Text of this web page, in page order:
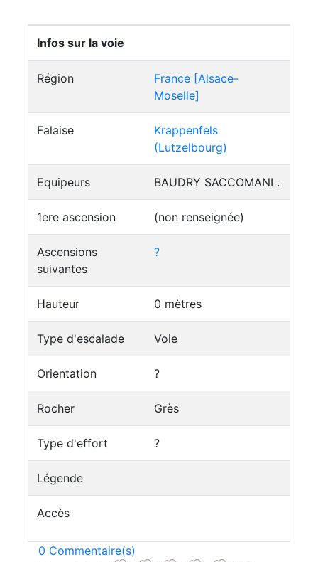
Infos sur la voie
Région
France [Alsace-
Moselle]
Falaise
Krappenfels
(Lutzelbourg)
Equipeurs BAUDRY SACCOMANI .
1ere ascension (non renseignée)
Ascensions
suivantes
?
Hauteur 0 mètres
Type d'escalade Voie
Orientation ?
Rocher Grès
Type d'effort ?
Légende
Accès
0 Commentaire(s)